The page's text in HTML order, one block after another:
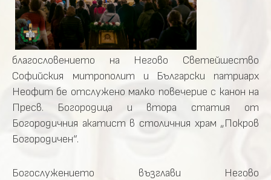
благословението на Негово Светейшество
Софийския митрополит и Български патриарх
Неофит бе отслужено малко повечерие с канон на
Пресв. Богородица и втора статия от
Богородичния акатист в столичния храм „Покров
Богородичен“.
Богослужението възглави Негово